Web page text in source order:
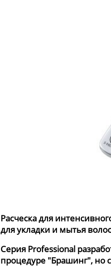
Расческа для
для укладки и мытья
Серия Professional
процедуре "Брашинг", но